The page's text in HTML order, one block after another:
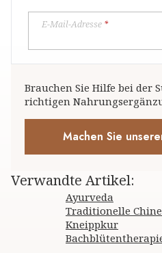
E-Mail-Adresse *
Brauchen Sie Hilfe bei der
richtigen
Machen Sie
Verwandte Artikel:
Ayurveda
Traditionelle
Kneippkur